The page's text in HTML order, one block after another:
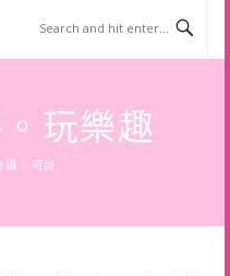
玩樂趣
攝 | 時尚